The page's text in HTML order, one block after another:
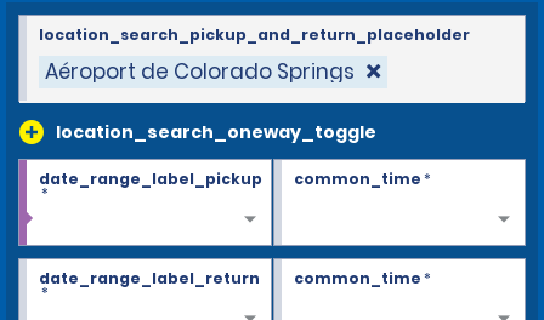
Aéroport de Colorado Springs
location_search_oneway_toggle
location_search_pickup_and_return_placeholder
date_range_label_pickup
*
common_time*
date_range_label_return
*
common_time*